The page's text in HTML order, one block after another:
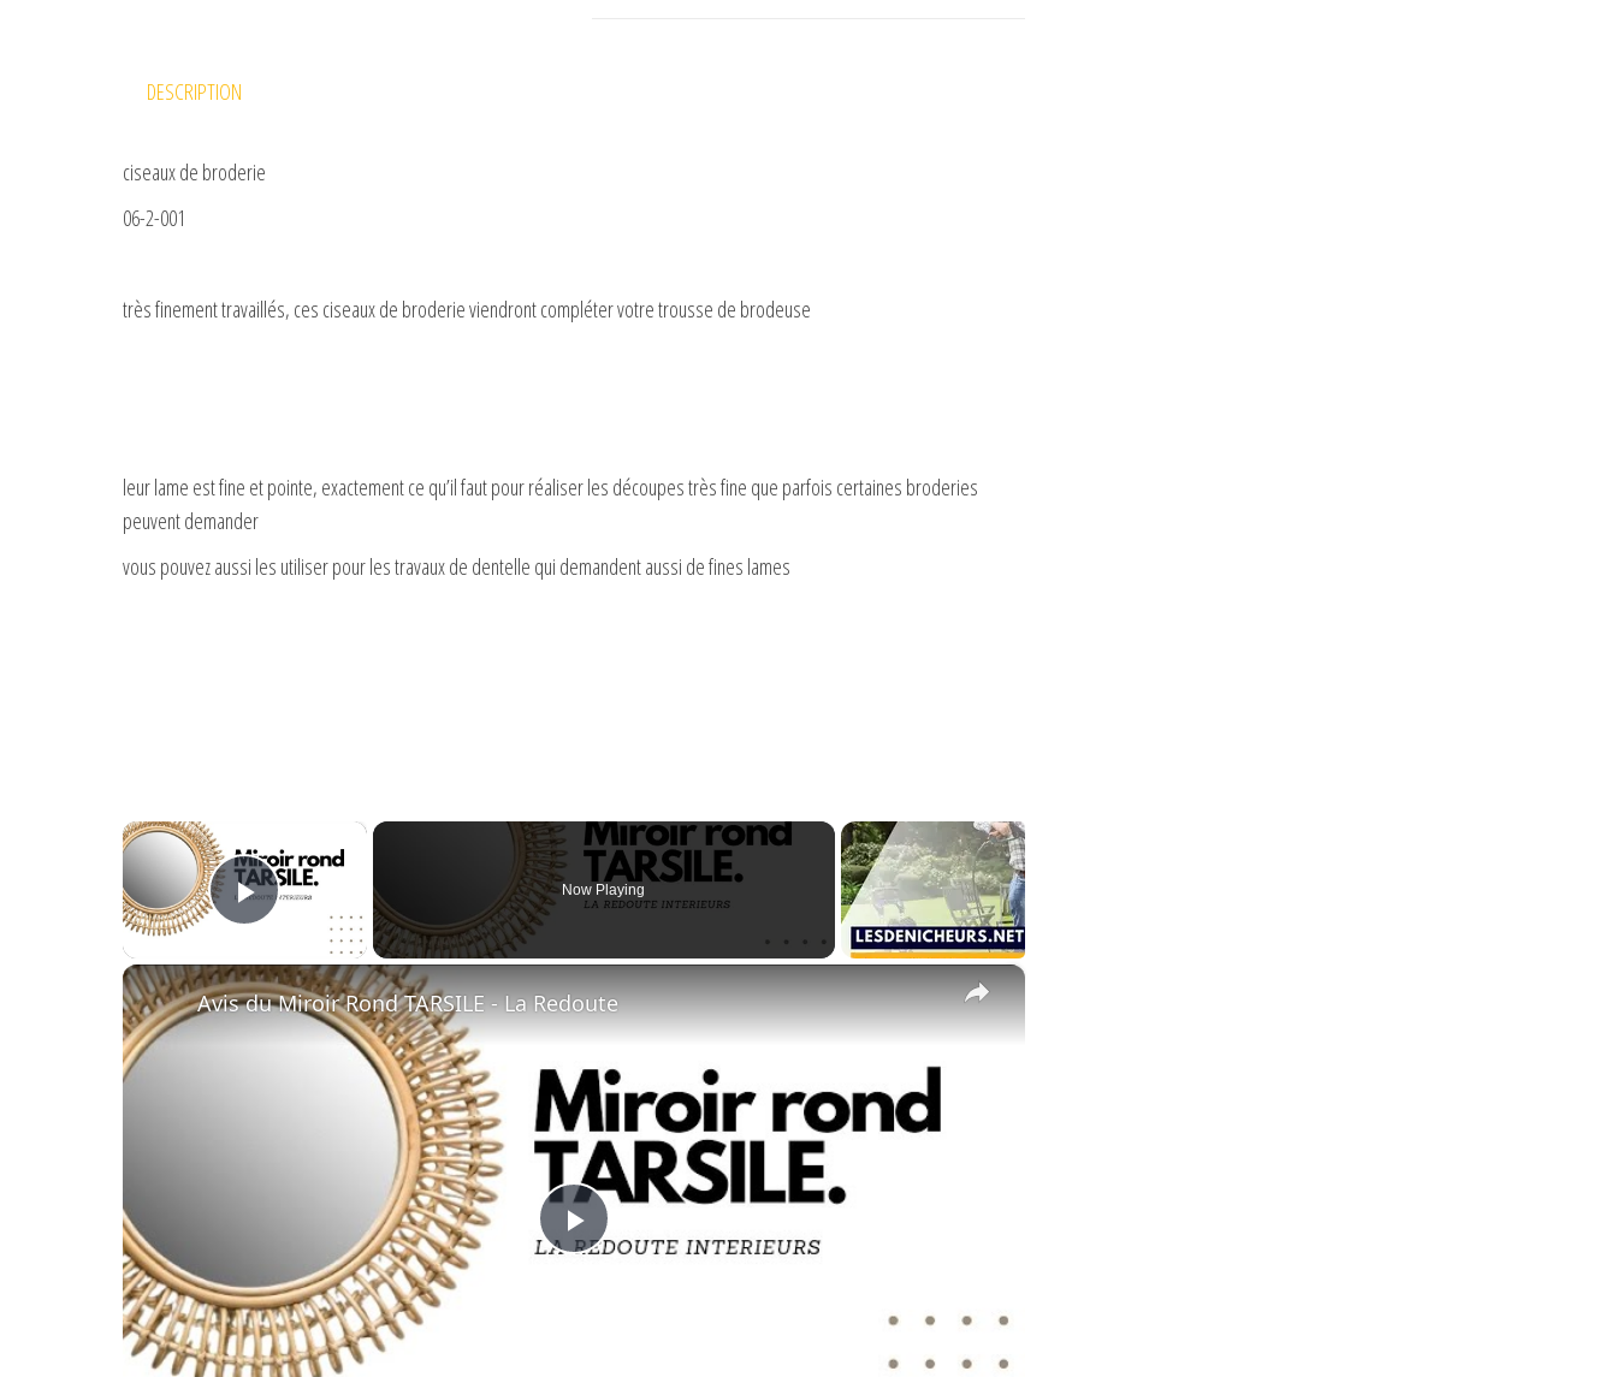
DESCRIPTION
ciseaux de broderie
06-2-001
très finement travaillés, ces ciseaux de broderie viendront compléter votre trousse de brodeuse
leur lame est fine et pointe, exactement ce qu’il faut pour réaliser les découpes très fine que parfois certaines broderies
peuvent demander
vous pouvez aussi les utiliser pour les travaux de dentelle qui demandent aussi de fines lames
×
Play Video
Now Playing
×
P
Avis du Miroir Rond TARSILE - La Redoute